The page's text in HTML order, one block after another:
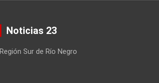
Noticias 23
Región Sur de Río Negro